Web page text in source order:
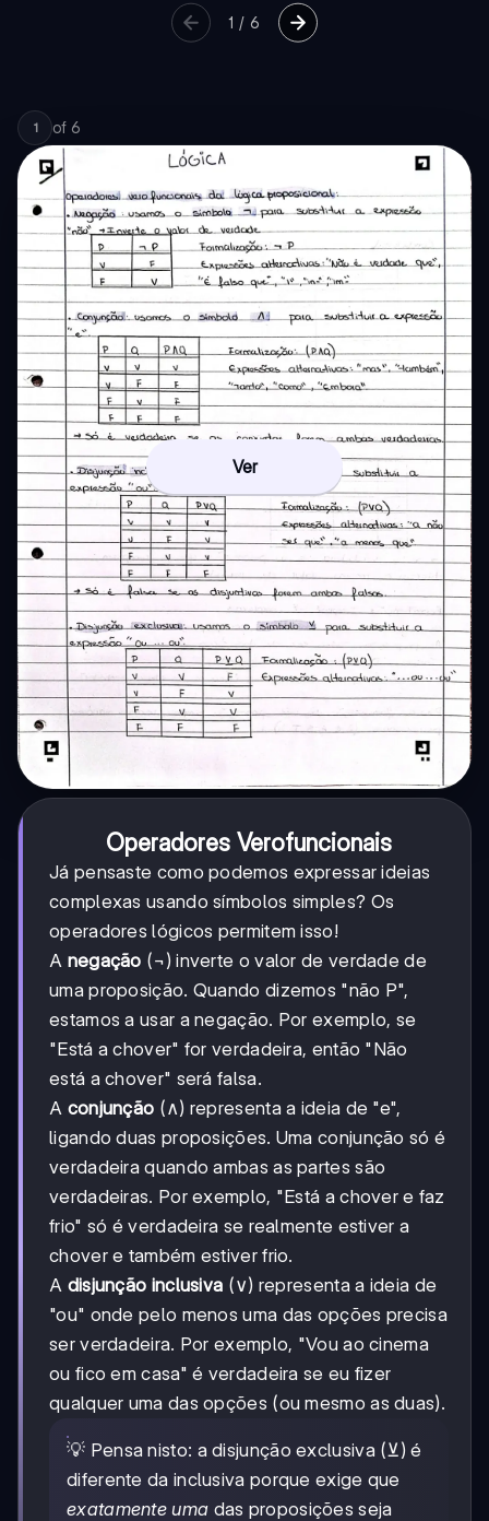
1 /6
1 of 6
Ver
Operadores Verofuncionais
Já pensaste como podemos expressar ideias
complexas usando símbolos simples? Os
operadores lógicos permitem isso!
A negação (¬) inverte o valor de verdade de
uma proposição. Quando dizemos "não P",
estamos a usar a negação. Por exemplo, se
"Está a chover" for verdadeira, então "Não
está a chover" será falsa.
A conjunção (∧) representa a ideia de "e",
ligando duas proposições. Uma conjunção só é
verdadeira quando ambas as partes são
verdadeiras. Por exemplo, "Está a chover e faz
frio" só é verdadeira se realmente estiver a
chover e também estiver frio.
A disjunção inclusiva (∨) representa a ideia de
"ou" onde pelo menos uma das opções precisa
ser verdadeira. Por exemplo, "Vou ao cinema
ou fico em casa" é verdadeira se eu fizer
qualquer uma das opções (ou mesmo as duas).
💡 Pensa nisto: a disjunção exclusiva (⊻) é
diferente da inclusiva porque exige que
exatamente uma das proposições seja